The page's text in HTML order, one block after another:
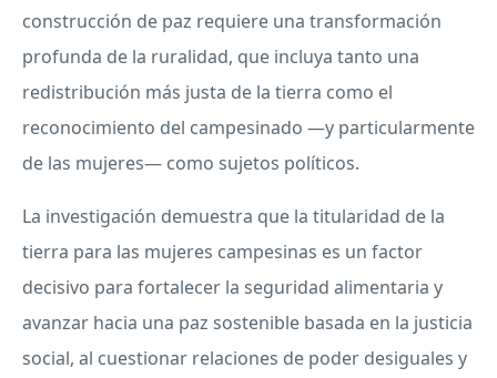
construcción de paz requiere una transformación
profunda de la ruralidad, que incluya tanto una
redistribución más justa de la tierra como el
reconocimiento del campesinado —y particularmente
de las mujeres— como sujetos políticos.
La investigación demuestra que la titularidad de la
tierra para las mujeres campesinas es un factor
decisivo para fortalecer la seguridad alimentaria y
avanzar hacia una paz sostenible basada en la justicia
social, al cuestionar relaciones de poder desiguales y